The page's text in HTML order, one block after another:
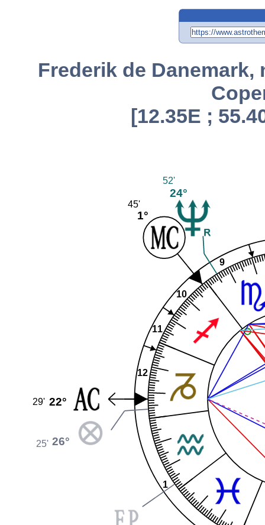
Frederik de Danemark,
[12.35E ;
1
9
10
11
12
24°
52'
1°
45'
22°
29'
26°
25'